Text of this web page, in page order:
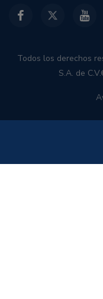
Todos los derechos
S.A. de